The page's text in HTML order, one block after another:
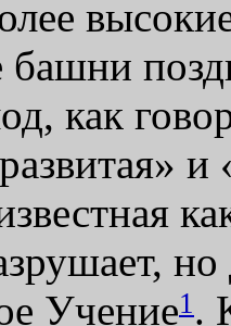
как
Учение1 .